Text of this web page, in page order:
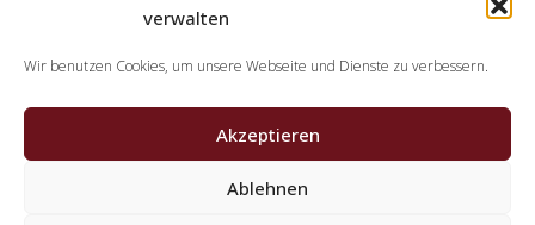
verwalten
Wir benutzen Cookies, um unsere Webseite und Dienste zu verbessern.
Akzeptieren
Ablehnen
Schlüsseldienst Spezialisten?